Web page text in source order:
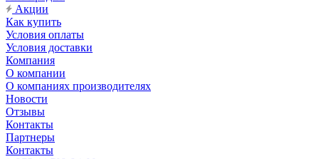
Акции
Как купить
Условия оплаты
Условия доставки
Компания
О компании
О компаниях производителях
Новости
Отзывы
Контакты
Партнеры
Контакты